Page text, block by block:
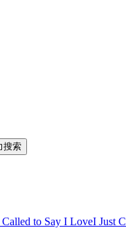
搜索
Called to Say I LoveI Just